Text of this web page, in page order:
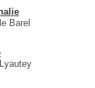
Barel